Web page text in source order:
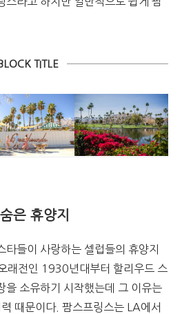
TITLE
은 휴양지
타들이 사랑하는 셀럽들의 휴양지
래전인 1930년대부터 할리우드 스
을 소유하기 시작했는데 그 이유는
때문이다. 팜스프링스는 LA에서